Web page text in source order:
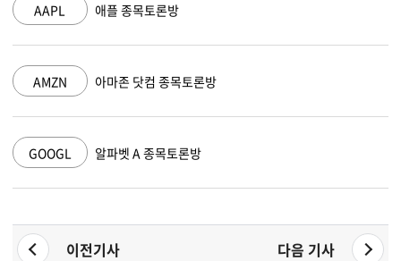
AAPL 애플 종목토론방
AMZN 아마존 닷컴 종목토론방
GOOGL 알파벳 A 종목토론방
이전기사 다음 기사